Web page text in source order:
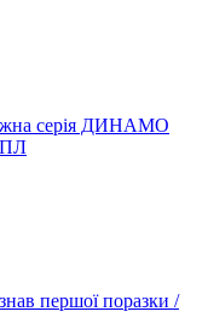
серія ДИНАМО
першої поразки /